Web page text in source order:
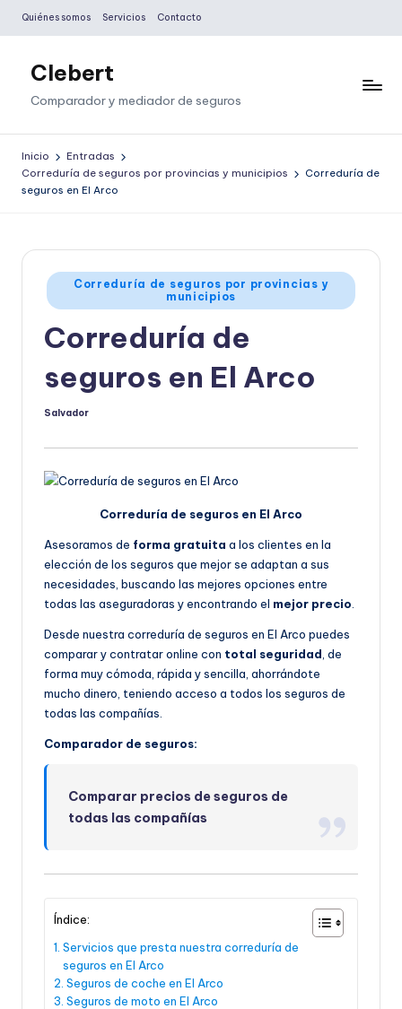
Saltar
contenido
Quiénes somos Servicios Contacto
Clebert
Comparador y mediador de seguros
Inicio
Entradas
Correduría de seguros por provincias y municipios
Correduría de
seguros en El Arco
Publicado
en
Correduría de seguros por provincias y
municipios
Correduría de
seguros en El Arco
Publicado
Salvador
Correduría de seguros en El Arco
Asesoramos de forma gratuita a los clientes en la
elección de los seguros que mejor se adaptan a sus
necesidades, buscando las mejores opciones entre
todas las aseguradoras y encontrando el mejor precio.
Desde nuestra correduría de seguros en El Arco puedes
comparar y contratar online con total seguridad, de
forma muy cómoda, rápida y sencilla, ahorrándote
mucho dinero, teniendo acceso a todos los seguros de
todas las compañías.
Comparador de seguros:
Comparar precios de seguros de
todas las compañías
Índice:
Servicios que presta nuestra correduría de
seguros en El Arco
Seguros de coche en El Arco
Seguros de moto en El Arco